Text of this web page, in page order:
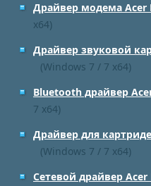
Драйвер модема Acer
x64)
Драйвер звуковой
(Windows 7 / 7 x64)
Bluetooth драйвер
7 x64)
Драйвер для
(Windows 7 / 7 x64)
Сетевой драйвер Acer